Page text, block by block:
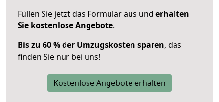
Füllen Sie jetzt das Formular aus und erhalten
Sie kostenlose Angebote.
Bis zu 60 % der Umzugskosten sparen, das
finden Sie nur bei uns!
Kostenlose Angebote erhalten